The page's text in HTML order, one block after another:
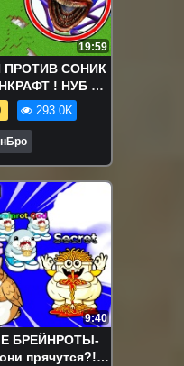
19:59
СОНИК
! НУБ и
ТРОЛЛИНГ
293.0K
9:40
БРЕЙНРОТЫ-
прячутся?!